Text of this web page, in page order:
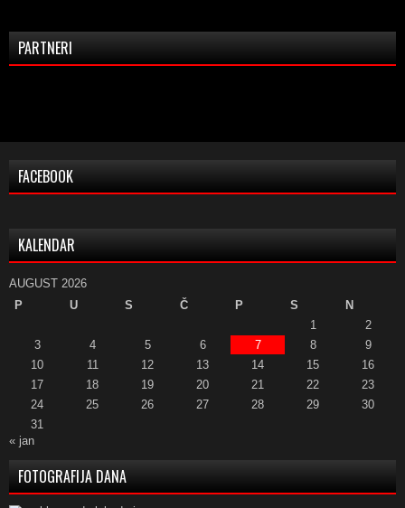
PARTNERI
FACEBOOK
KALENDAR
AUGUST 2026
P
U S Č P S
N
1
2
3
4 5 6 7 8
9
10
11 12 13 14 15
16
17
18 19 20 21 22
23
24
25 26 27 28 29
30
31
« jan
FOTOGRAFIJA DANA